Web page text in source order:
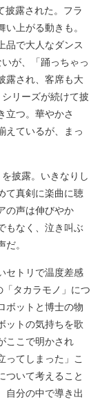
披露された。フラ
上がる動きも。
品で大人なダンス
が、「踊っちゃっ
露され、客席も大
リーズが続けて披
立つ。華やかさ
えているが、まっ
披露。いきなりし
て真剣に楽曲に聴
の声は伸びやか
もなく、泣き叫ぶ
。
セトリで温度差感
タカラモノ」につ
ボットと博士の物
ットの気持ちを歌
ここで明かされ
ってしまった」こ
ついて考えること
自分の中で導き出